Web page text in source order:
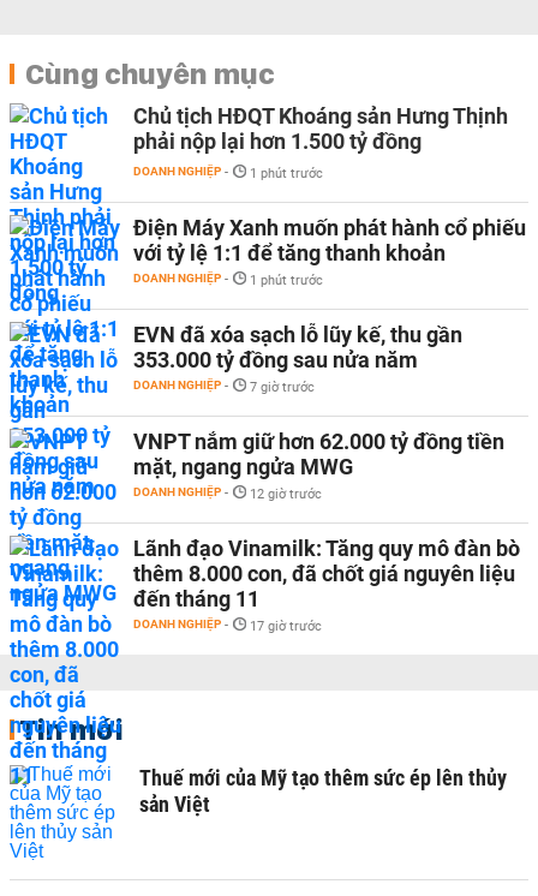
Cùng chuyên mục
Chủ tịch HĐQT Khoáng sản Hưng Thịnh
phải nộp lại hơn 1.500 tỷ đồng
DOANH NGHIỆP - 1 phút trước
Điện Máy Xanh muốn phát hành cổ phiếu
với tỷ lệ 1:1 để tăng thanh khoản
DOANH NGHIỆP - 1 phút trước
EVN đã xóa sạch lỗ lũy kế, thu gần
353.000 tỷ đồng sau nửa năm
DOANH NGHIỆP - 7 giờ trước
VNPT nắm giữ hơn 62.000 tỷ đồng tiền
mặt, ngang ngửa MWG
DOANH NGHIỆP - 12 giờ trước
Lãnh đạo Vinamilk: Tăng quy mô đàn bò
thêm 8.000 con, đã chốt giá nguyên liệu
đến tháng 11
DOANH NGHIỆP - 17 giờ trước
Tin mới
Thuế mới của Mỹ tạo thêm sức ép lên thủy
sản Việt